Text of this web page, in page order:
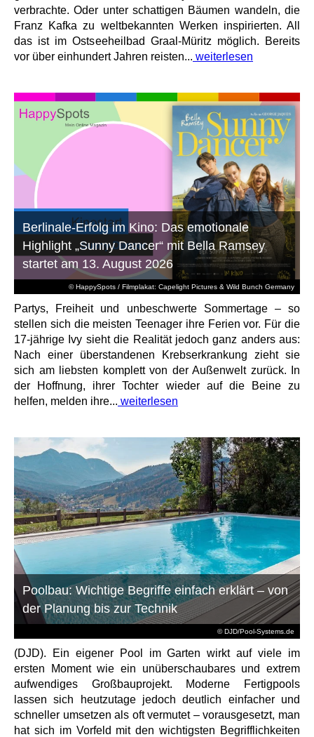
verbrachte. Oder unter schattigen Bäumen wandeln, die
Franz Kafka zu weltbekannten Werken inspirierten. All
das ist im Ostseeheilbad Graal-Müritz möglich. Bereits
vor über einhundert Jahren reisten... weiterlesen
© HappySpots / Filmplakat: Capelight Pictures & Wild Bunch Germany
Berlinale-Erfolg im Kino: Das emotionale
Highlight „Sunny Dancer“ mit Bella Ramsey
startet am 13. August 2026
Partys, Freiheit und unbeschwerte Sommertage – so
stellen sich die meisten Teenager ihre Ferien vor. Für die
17-jährige Ivy sieht die Realität jedoch ganz anders aus:
Nach einer überstandenen Krebserkrankung zieht sie
sich am liebsten komplett von der Außenwelt zurück. In
der Hoffnung, ihrer Tochter wieder auf die Beine zu
helfen, melden ihre... weiterlesen
© DJD/Pool-Systems.de
Poolbau: Wichtige Begriffe einfach erklärt – von
der Planung bis zur Technik
(DJD). Ein eigener Pool im Garten wirkt auf viele im
ersten Moment wie ein unüberschaubares und extrem
aufwendiges Großbauprojekt. Moderne Fertigpools
lassen sich heutzutage jedoch deutlich einfacher und
schneller umsetzen als oft vermutet – vorausgesetzt, man
hat sich im Vorfeld mit den wichtigsten Begrifflichkeiten